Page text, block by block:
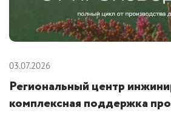
03.07.2026
Региональный центр
комплексная поддержка